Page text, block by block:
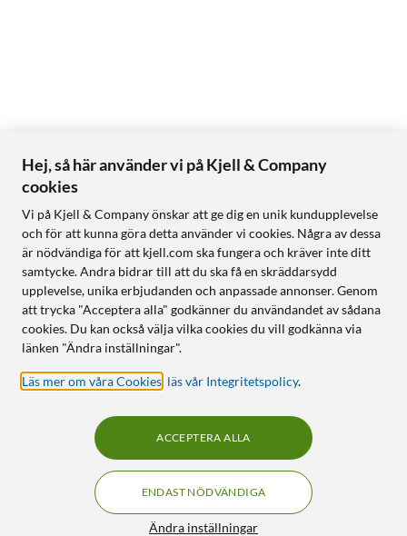
Hej, så här använder vi på Kjell & Company
cookies
Vi på Kjell & Company önskar att ge dig en unik kundupplevelse
och för att kunna göra detta använder vi cookies. Några av dessa
är nödvändiga för att kjell.com ska fungera och kräver inte ditt
samtycke. Andra bidrar till att du ska få en skräddarsydd
upplevelse, unika erbjudanden och anpassade annonser. Genom
att trycka "Acceptera alla" godkänner du användandet av sådana
cookies. Du kan också välja vilka cookies du vill godkänna via
länken "Ändra inställningar".
Läs mer om våra Cookies läs vår Integritetspolicy.
Ändra inställningar
ENDAST NÖDVÄNDIGA
ACCEPTERA ALLA